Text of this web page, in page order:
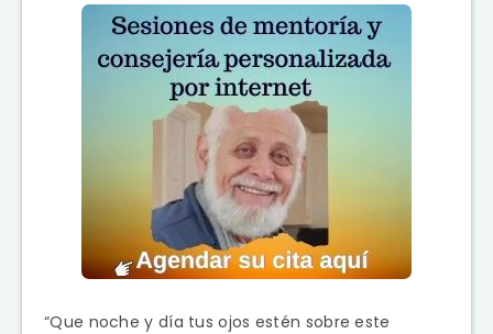
“Que noche y día tus ojos estén sobre este